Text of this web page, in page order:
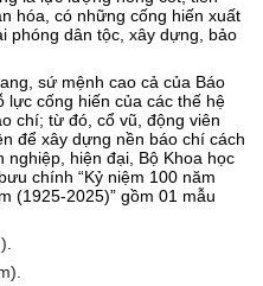
hóa, có những cống hiến xuất
phóng dân tộc, xây dựng, bảo
sứ mệnh cao cả của Báo
lực cống hiến của các thế hệ
chí; từ đó, cổ vũ, động viên
để xây dựng nền báo chí cách
nghiệp, hiện đại, Bộ Khoa học
chính “Kỷ niệm 100 năm
(1925-2025)” gồm 01 mẫu